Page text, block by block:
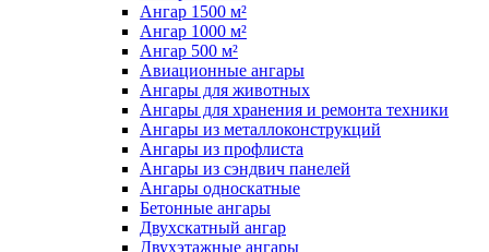
Ангар 1500 м²
Ангар 1000 м²
Ангар 500 м²
Авиационные ангары
Ангары для животных
Ангары для хранения и ремонта техники
Ангары из металлоконструкций
Ангары из профлиста
Ангары из сэндвич панелей
Ангары односкатные
Бетонные ангары
Двухскатный ангар
Двухэтажные ангары